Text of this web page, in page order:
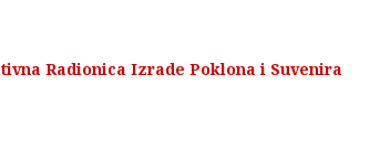
Radionica Izrade Poklona i Suvenira